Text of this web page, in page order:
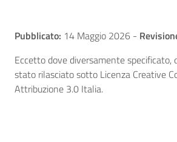
Pubblicato: 14 Maggio 2026 -
Eccetto dove diversamente specificato,
stato rilasciato sotto Licenza Creative
Attribuzione 3.0 Italia.